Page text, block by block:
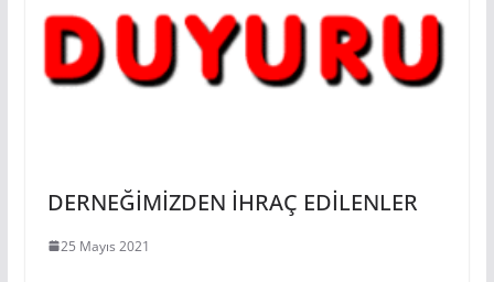
DERNEĞİMİZDEN İHRAÇ EDİLENLER
25 Mayıs 2021